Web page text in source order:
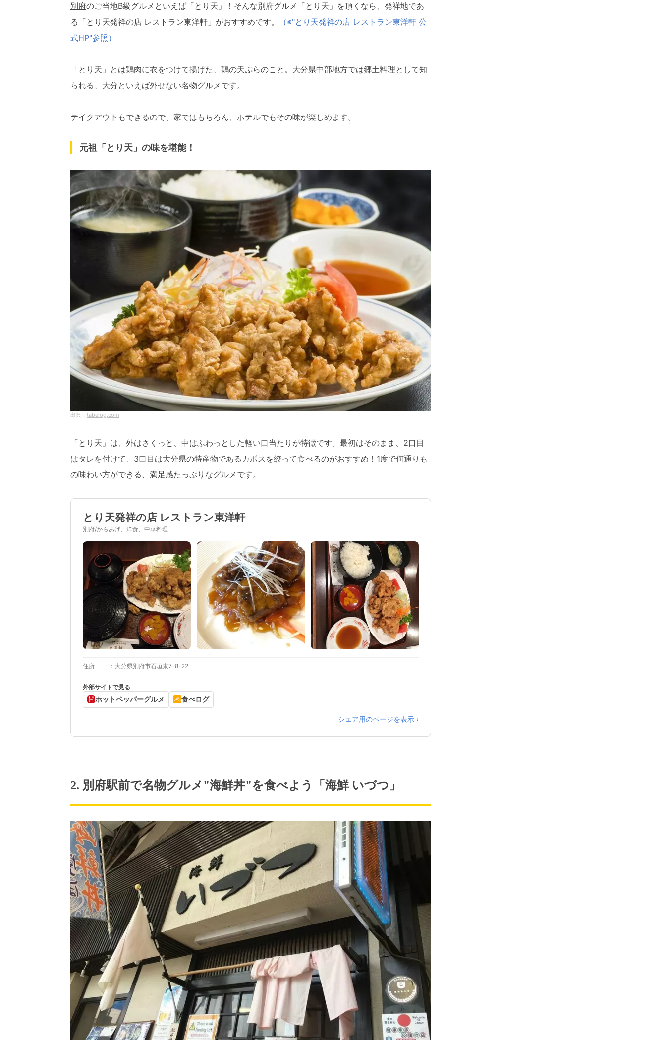
別府のご当地B級グルメといえば「とり天」！そんな別府グルメ「とり天」を頂くなら、発祥地であ
る「とり天発祥の店 レストラン東洋軒」がおすすめです。
（※"とり天発祥の店 レストラン東洋軒 公
式HP"参照）
「とり天」とは鶏肉に衣をつけて揚げた、鶏の天ぷらのこと。大分県中部地方では郷土料理として知
られる、 大分といえば外せない名物グルメです。
テイクアウトもできるので、家ではもちろん、ホテルでもその味が楽しめます。
元祖「とり天」の味を堪能！
tabelog.com
「とり天」は、外はさくっと、中はふわっとした軽い口当たりが特徴です。最初はそのまま、2口目
はタレを付けて、3口目は大分県の特産物であるカボスを絞って食べるのがおすすめ！1度で何通りも
の味わい方ができる、満足感たっぷりなグルメです。
とり天発祥の店 レストラン東洋軒
別府/からあげ、洋食、中華料理
住所 大分県別府市石垣東7-8-22
外部サイトで見る
ホットペッパーグルメ 食べログ
シェア用のページを表示 ›
2. 別府駅前で名物グルメ"海鮮丼"を食べよう「海鮮 いづつ」